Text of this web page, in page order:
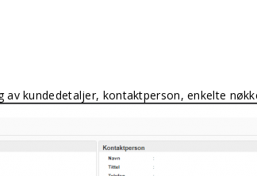
av kundedetaljer, kontaktperson, enkelte